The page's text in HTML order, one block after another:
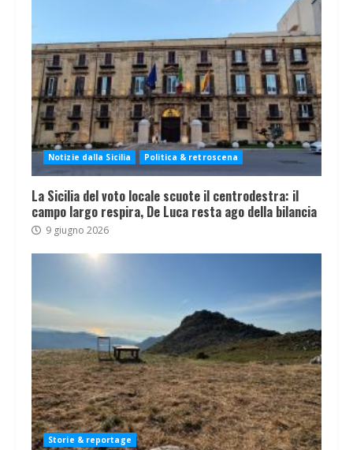
Notizie dalla Sicilia Politica & retroscena
La Sicilia del voto locale scuote il centrodestra: il
campo largo respira, De Luca resta ago della bilancia
9 giugno 2026
Storie & reportage